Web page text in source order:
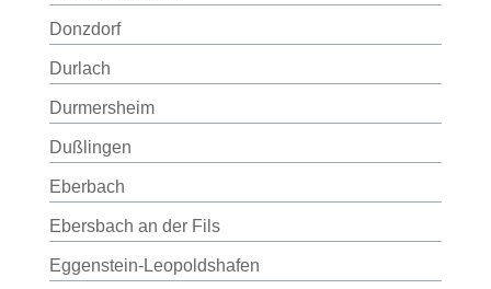
Donzdorf
Durlach
Durmersheim
Dußlingen
Eberbach
Ebersbach an der Fils
Eggenstein-Leopoldshafen